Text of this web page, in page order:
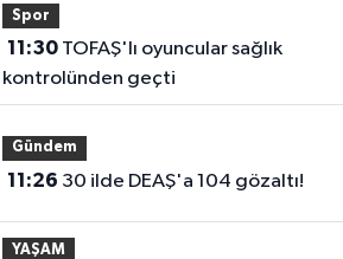
Spor
11:30TOFAŞ'lı oyuncular sağlık
kontrolünden geçti
Gündem
11:26 30 ilde DEAŞ'a 104 gözaltı!
YAŞAM